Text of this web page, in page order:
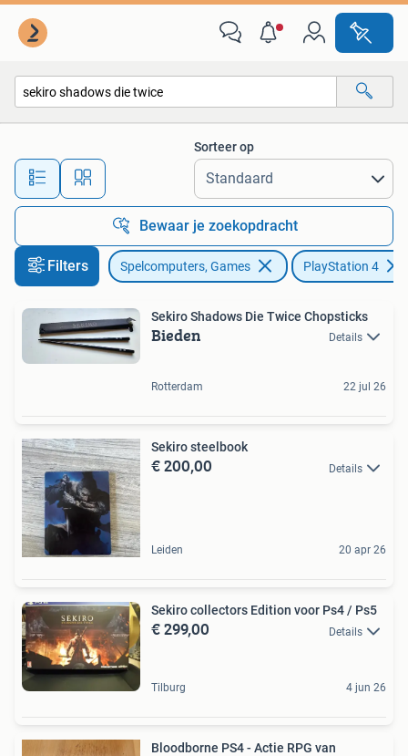
Alle afstanden…
Sorteer op
Bewaar je zoekopdracht
Filters Spelcomputers, Games PlayStation 4
Sekiro Shadows Die Twice Chopsticks
Bieden Details
Rotterdam 22 jul 26
Sekiro steelbook
€ 200,00 Details
Leiden 20 apr 26
Sekiro collectors Edition voor Ps4 / Ps5
€ 299,00 Details
Tilburg 4 jun 26
Bloodborne PS4 - Actie RPG van